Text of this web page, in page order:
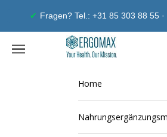
Fragen? Tel.: +31 85 303 88 55
Ergomax
Navigationsmenü öffnen
Home